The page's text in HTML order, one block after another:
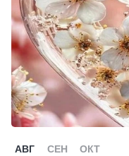
АВГ СЕН ОКТ